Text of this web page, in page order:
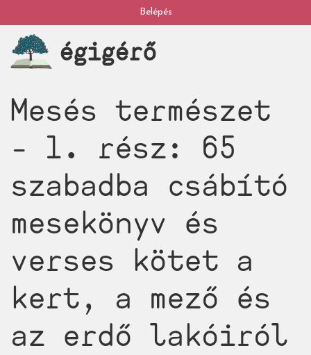
a
tartalomra
My
account
Belépés
égigérő
Mesés természet
- 1. rész: 65
szabadba csábító
mesekönyv és
verses kötet a
kert, a mező és
az erdő lakóiról